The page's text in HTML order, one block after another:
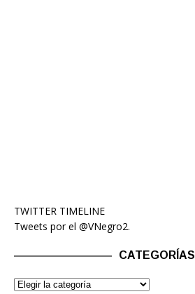
TWITTER TIMELINE
Tweets por el @VNegro2.
CATEGORÍAS